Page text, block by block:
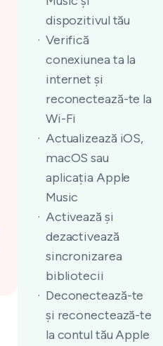
dispozitivul tău
Verifică
conexiunea ta la
internet și
reconectează-te la
Wi-Fi
Actualizează iOS,
macOS sau
aplicația Apple
Music
Activează și
dezactivează
sincronizarea
bibliotecii
Deconectează-te
și reconectează-te
la contul tău Apple